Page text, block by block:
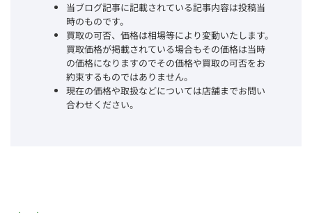
当ブログ記事に記載されている記事内容は投稿当
時のものです。
買取の可否、価格は相場等により変動いたします。
買取価格が掲載されている場合もその価格は当時
の価格になりますのでその価格や買取の可否をお
約束するものではありません。
現在の価格や取扱などについては店舗までお問い
合わせください。